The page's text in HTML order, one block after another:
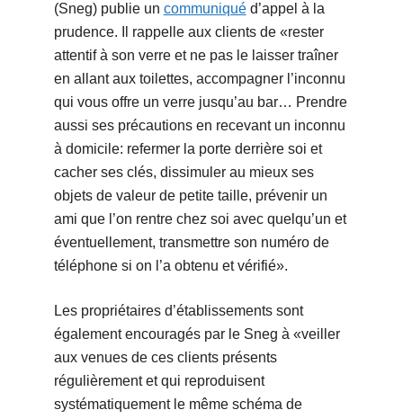
(Sneg) publie un communiquéd’appel à la
prudence. Il rappelle aux clients de «rester
attentif à son verre et ne pas le laisser traîner
en allant aux toilettes, accompagner l’inconnu
qui vous offre un verre jusqu’au bar… Prendre
aussi ses précautions en recevant un inconnu
à domicile: refermer la porte derrière soi et
cacher ses clés, dissimuler au mieux ses
objets de valeur de petite taille, prévenir un
ami que l’on rentre chez soi avec quelqu’un et
éventuellement, transmettre son numéro de
téléphone si on l’a obtenu et vérifié».
Les propriétaires d’établissements sont
également encouragés par le Sneg à «veiller
aux venues de ces clients présents
régulièrement et qui reproduisent
systématiquement le même schéma de